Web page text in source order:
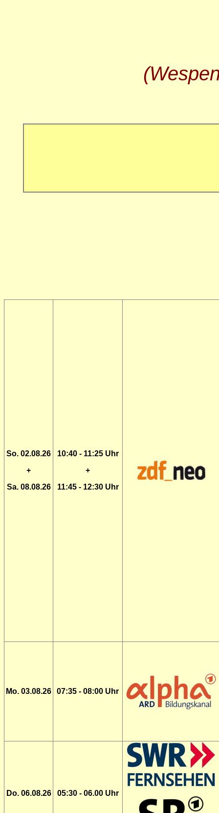
So. 02.08.26
+
Sa. 08.08.26
10:40 - 11:25 Uhr
+
11:45 - 12:30 Uhr
Mo. 03.08.26 07:35 - 08:00 Uhr
Do. 06.08.26 05:30 - 06.00 Uhr